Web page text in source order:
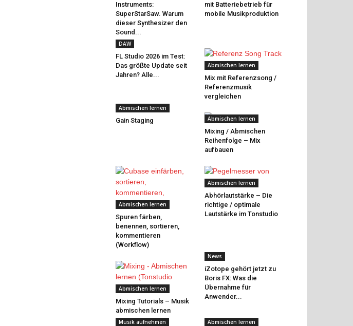
Instruments:
SuperStarSaw. Warum
dieser Synthesizer den
Sound...
mit Batteriebetrieb für
mobile Musikproduktion
DAW
FL Studio 2026 im Test:
Das größte Update seit
Jahren? Alle...
Abmischen lernen
Mix mit Referenzsong /
Referenzmusik
vergleichen
Abmischen lernen
Gain Staging Abmischen lernen
Mixing / Abmischen
Reihenfolge – Mix
aufbauen
Abmischen lernen
Spuren färben,
benennen, sortieren,
kommentieren
(Workflow)
Abmischen lernen
Abhörlautstärke – Die
richtige / optimale
Lautstärke im Tonstudio
Abmischen lernen
Mixing Tutorials – Musik
abmischen lernen
News
iZotope gehört jetzt zu
Boris FX: Was die
Übernahme für
Anwender...
Musik aufnehmen Abmischen lernen